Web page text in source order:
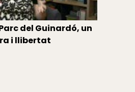
del Guinardó, un
i llibertat